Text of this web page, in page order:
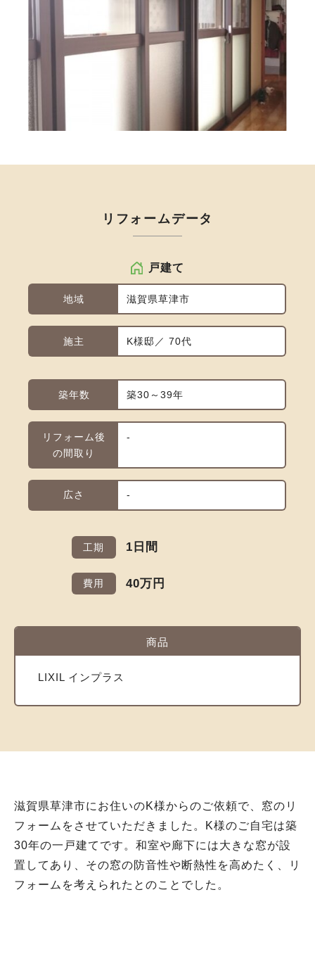
リフォームデータ
戸建て
地域 滋賀県草津市
施主 K様邸／ 70代
築年数 築30～39年
リフォーム後
の間取り
-
広さ -
工期 1日間
費用 40万円
商品
LIXIL インプラス
滋賀県草津市にお住いのK様からのご依頼で、窓のリ
フォームをさせていただきました。K様のご自宅は築
30年の一戸建てです。和室や廊下には大きな窓が設
置してあり、その窓の防音性や断熱性を高めたく、リ
フォームを考えられたとのことでした。